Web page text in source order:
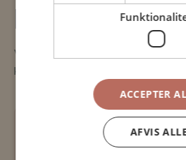
Find jeres
Vælg det spor der passer til
kombiner flere.
Padel Partner
ACCEPTER
AFVIS